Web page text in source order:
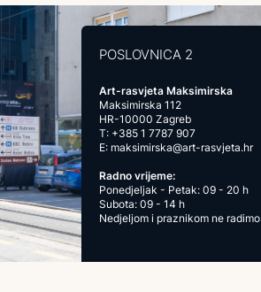
POSLOVNICA 2
Art-rasvjeta Maksimirska
Maksimirska 112
HR-10000 Zagreb
T: +385 1 7787 907
E: maksimirska@art-rasvjeta.hr
Radno vrijeme:
Ponedjeljak - Petak: 09 - 20 h
Subota: 09 - 14 h
Nedjeljom i praznikom ne radimo